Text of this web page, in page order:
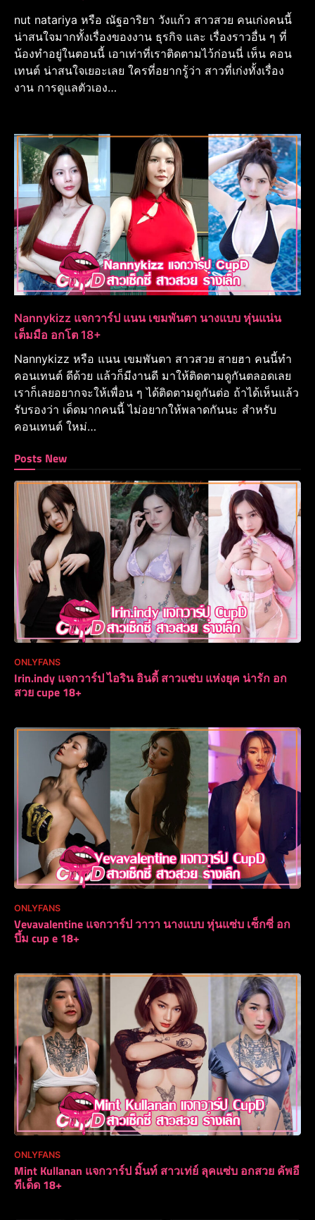
nut natariya หรือ ณัฐอาริยา วังแก้ว สาวสวย คนเก่งคนนี้
น่าสนใจมากทั้งเรื่องของงาน ธุรกิจ และ เรื่องราวอื่น ๆ ที่
น้องทำอยู่ในตอนนี้ เอาเท่าที่เราติดตามไว้ก่อนนี่ เห็น คอน
เทนต์ น่าสนใจเยอะเลย ใครที่อยากรู้ว่า สาวที่เก่งทั้งเรื่อง
งาน การดูแลตัวเอง…
Nannykizz แจกวาร์ป แนน เขมพันตา นางแบบ หุ่นแน่น
เต็มมือ อกโต 18+
Nannykizz หรือ แนน เขมพันตา สาวสวย สายฮา คนนี้ทำ
คอนเทนต์ ดีด้วย แล้วก็มีงานดี มาให้ติดตามดูกันตลอดเลย
เราก็เลยอยากจะให้เพื่อน ๆ ได้ติดตามดูกันต่อ ถ้าได้เห็นแล้ว
รับรองว่า เด็ดมากคนนี้ ไม่อยากให้พลาดกันนะ สำหรับ
คอนเทนต์ ใหม่…
Posts New
ONLYFANS
Irin.indy แจกวาร์ป ไอริน อินดี้ สาวแซ่บ แห่งยุค น่ารัก อก
สวย cupe 18+
ONLYFANS
Vevavalentine แจกวาร์ป วาวา นางแบบ หุ่นแซ่บ เซ็กซี่ อก
บึ้ม cup e 18+
ONLYFANS
Mint Kullanan แจกวาร์ป มิ้นท์ สาวเท่ย์ ลุคแซ่บ อกสวย คัพอี
ทีเด็ด 18+